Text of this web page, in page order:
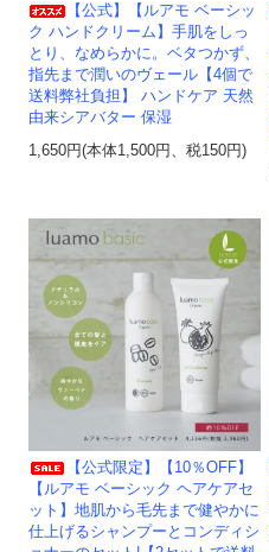
【公式】【ルアモ ベーシッ
ク ハンドクリーム】手肌をしっ
とり、なめらかに。ベタつかず、
指先まで潤いのヴェール【4個で
送料弊社負担】 ハンドケア 天然
由来シアバター 保湿
1,650円(本体1,500円、税150円)
【公式限定】【10％OFF】
【ルアモ ベーシック ヘアケアセ
ット】地肌から毛先まで健やかに
仕上げるシャンプーとコンディシ